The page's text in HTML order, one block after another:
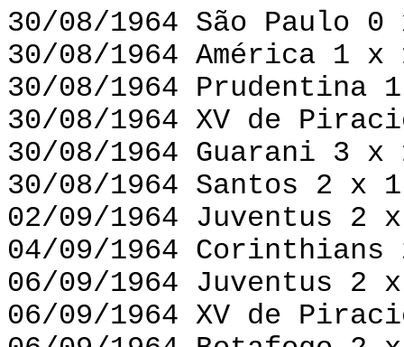
30/08/1964 São Paulo
30/08/1964 América 1 x
30/08/1964 Prudentina
30/08/1964 XV de
30/08/1964 Guarani 3
30/08/1964 Santos 2 x
02/09/1964 Juventus 2
04/09/1964 Corinthians
06/09/1964 Juventus 2
06/09/1964 XV de